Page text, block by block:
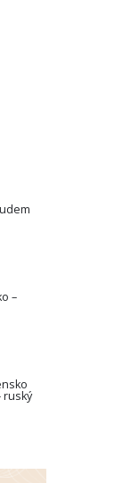
–
ruský